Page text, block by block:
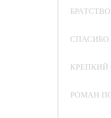
СПАСИБО
РОМАН